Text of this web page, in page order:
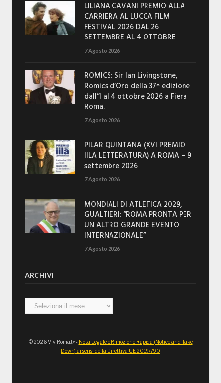
LILIANA CAVANI PREMIO ALLA
CARRIERA AL LUCCA FILM
FESTIVAL 2026 DAL 26
SETTEMBRE AL 4 OTTOBRE
7 Agosto 2026
ROMICS: Sir Ian Livingstone,
Romics d’Oro della 37^ edizione
dall’1 al 4 ottobre 2026 a Fiera
Roma.
7 Agosto 2026
PILAR QUINTANA (XVI PREMIO
IILA LETTERATURA) A ROMA – 9
settembre 2026
7 Agosto 2026
MONDIALI DI ATLETICA 2029,
GUALTIERI: “ROMA PRONTA PER
UN ALTRO GRANDE EVENTO
INTERNAZIONALE”
7 Agosto 2026
ARCHIVI
Archivi
© 2026 ViviRoma.tv - Nota Legale e Rimozione Rapida (Notice and Take
Down) ai sensi della Direttiva UE 2019/790